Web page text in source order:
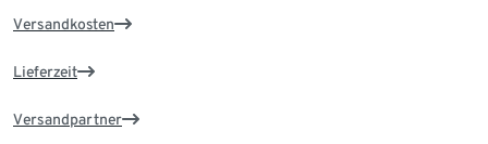
Versandkosten
Lieferzeit
Versandpartner